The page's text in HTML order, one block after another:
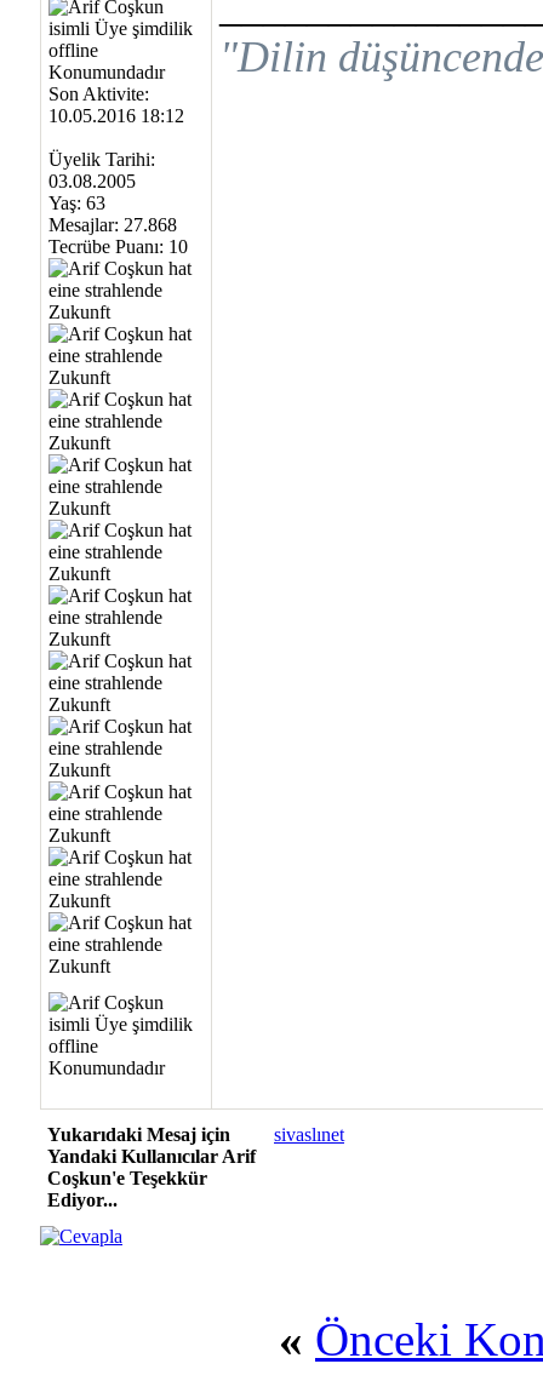
Son Aktivite:
10.05.2016 18:12
Üyelik Tarihi:
03.08.2005
Yaş: 63
Mesajlar: 27.868
Tecrübe Puanı: 10
"Dilin
Yukarıdaki Mesaj için
Yandaki Kullanıcılar Arif
Coşkun'e Teşekkür
Ediyor...
sivaslınet
« Önceki